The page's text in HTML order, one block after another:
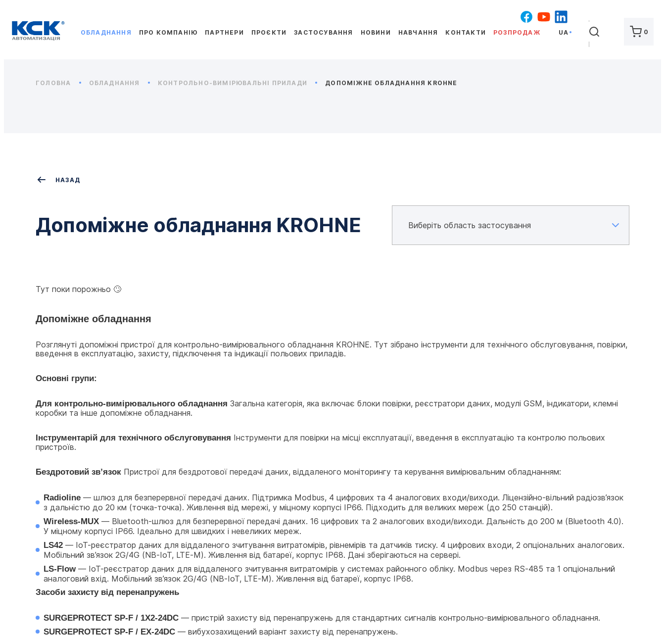
ОБЛАДНАННЯ ПРО КОМПАНІЮ ПАРТНЕРИ ПРОЄКТИ ЗАСТОСУВАННЯ НОВИНИ НАВЧАННЯ КОНТАКТИ РОЗПРОДАЖ UA ШУКАТИ 0
ГОЛОВНА ОБЛАДНАННЯ КОНТРОЛЬНО-ВИМІРЮВАЛЬНІ ПРИЛАДИ ДОПОМІЖНЕ ОБЛАДНАННЯ KROHNE
НАЗАД
Допоміжне обладнання KROHNE
Тут поки порожньо 🙄
Допоміжне обладнання
Розглянуті допоміжні пристрої для контрольно-вимірювального обладнання KROHNE. Тут зібрано інструменти для технічного обслуговування, повірки,
введення в експлуатацію, захисту, підключення та індикації польових приладів.
Основні групи:
Для контрольно-вимірювального обладнання Загальна категорія, яка включає блоки повірки, реєстратори даних, модулі GSM, індикатори, клемні
коробки та інше допоміжне обладнання.
Інструментарій для технічного обслуговування Інструменти для повірки на місці експлуатації, введення в експлуатацію та контролю польових
пристроїв.
Бездротовий зв’язок Пристрої для бездротової передачі даних, віддаленого моніторингу та керування вимірювальним обладнанням:
Radioline — шлюз для безперервної передачі даних. Підтримка Modbus, 4 цифрових та 4 аналогових входи/виходи. Ліцензійно-вільний радіозв’язок
з дальністю до 20 км (точка-точка). Живлення від мережі, у міцному корпусі IP66. Підходить для великих мереж (до 250 станцій).
Wireless-MUX — Bluetooth-шлюз для безперервної передачі даних. 16 цифрових та 2 аналогових входи/виходи. Дальність до 200 м (Bluetooth 4.0).
У міцному корпусі IP66. Ідеально для швидких і невеликих мереж.
LS42 — IoT-реєстратор даних для віддаленого зчитування витратомірів, рівнемірів та датчиків тиску. 4 цифрових входи, 2 опціональних аналогових.
Мобільний зв’язок 2G/4G (NB-IoT, LTE-M). Живлення від батареї, корпус IP68. Дані зберігаються на сервері.
LS-Flow — IoT-реєстратор даних для віддаленого зчитування витратомірів у системах районного обліку. Modbus через RS-485 та 1 опціональний
аналоговий вхід. Мобільний зв’язок 2G/4G (NB-IoT, LTE-M). Живлення від батареї, корпус IP68.
Засоби захисту від перенапружень
SURGEPROTECT SP-F / 1X2-24DC — пристрій захисту від перенапружень для стандартних сигналів контрольно-вимірювального обладнання.
SURGEPROTECT SP-F / EX-24DC — вибухозахищений варіант захисту від перенапружень.